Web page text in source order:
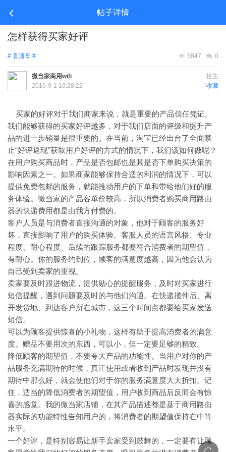
帖子详情
怎样获得买家好评
# 直通车 # 0
5847
楼主
微当家商用wifi
收藏
2016-9-1 10:28:22
买家的好评对于我们商家来说，就是重要的产品信任凭证。
我们能够获得的买家好评越多，对于我们店面的评级和提升产
品的进一步销量是很重要的。在当前，淘宝已经出台了全面禁
止“好评返现”获取用户好评的方式的情况下，我们该如何做呢？
在用户购买商品时，产品是否包邮也是其是否下单购买决策的
影响因素之一。如果商家能够保持合适的利润的情况下，可以
提供免费包邮的服务，就能推动用户的下单和带给他们好的服
务体验。微当家的产品客单价较高，所以消费者购买商用路由
器的快递费用都是由我方付费的。
客户人员是与消费者直接沟通的对象，他对于顾客的服务好
坏，直接影响了用户的购买体验。客服人员的语言风格、专业
程度、耐心程度、后续的跟踪服务都要符合消费者的期望值，
有耐心。你的服务约到位，顾客的满意度越高，因为他会认为
自己受到卖家的重视。
卖家要及时跟进物流，提供贴心的提醒服务，及时对买家进行
短信提醒，遇到问题要及时的与他们沟通。在快递揽件后、离
开发货地、到达客户所在城市，这三个时间点都要给买家发送
短信。
可以为顾客提供惊喜的小礼物，这样有助于提高消费者的满意
度。赠品不要用次的东西，可以小，但一定要足够的精致。
降低顾客的期望值，不要夸大产品的功能性。当用户对你的产
品服务充满期待的时候，真正使用或者收到产品时发现并没有
期待中那么好，就会使他们对于你的服务满意度大大折扣。记
住，适当的降低消费者的期望值，用户收到商品后反而会有惊
喜的感觉。我的微当家店铺，在其产品描述都是基于商用路由
器实际的功能特性告知用户的，将消费者的期望值保持在中等
水平。
一个好评，是特别容易让新手卖家受到鼓舞的，一定要有让顾